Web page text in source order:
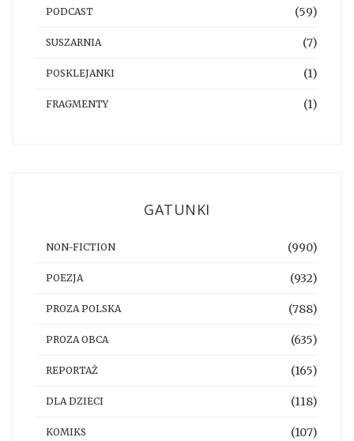
PODCAST (59)
SUSZARNIA (7)
POSKLEJANKI (1)
FRAGMENTY (1)
GATUNKI
NON-FICTION (990)
POEZJA (932)
PROZA POLSKA (788)
PROZA OBCA (635)
REPORTAŻ (165)
DLA DZIECI (118)
KOMIKS (107)